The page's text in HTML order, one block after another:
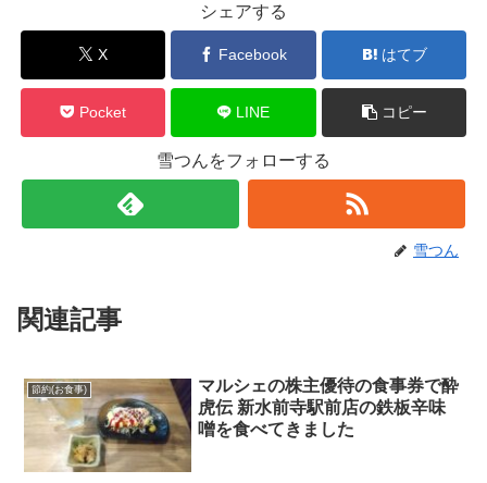
シェアする
X Facebook はてブ
Pocket LINE コピー
雪つんをフォローする
雪つん
関連記事
節約(お食事)
マルシェの株主優待の食事券で酔
虎伝 新水前寺駅前店の鉄板辛味
噌を食べてきました